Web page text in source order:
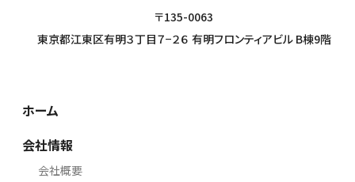
〒135-0063
東京都江東区有明３丁目７−２６ 有明フロンティアビル B棟9階
ホーム
会社情報
会社概要